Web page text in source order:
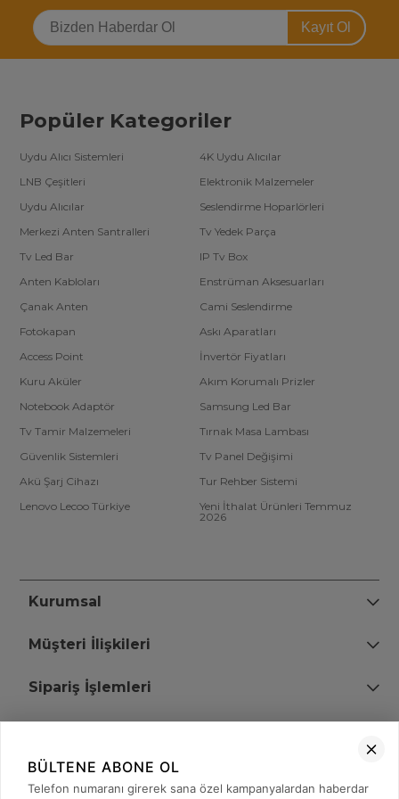
Kayıt Ol
Popüler Kategoriler
Uydu Alıcı Sistemleri
4K Uydu Alıcılar
LNB Çeşitleri
Elektronik Malzemeler
Uydu Alıcılar
Seslendirme Hoparlörleri
Merkezi Anten Santralleri
Tv Yedek Parça
Tv Led Bar
IP Tv Box
Anten Kabloları
Enstrüman Aksesuarları
Çanak Anten
Cami Seslendirme
Fotokapan
Askı Aparatları
Access Point
İnvertör Fiyatları
Kuru Aküler
Akım Korumalı Prizler
Notebook Adaptör
Samsung Led Bar
Tv Tamir Malzemeleri
Tırnak Masa Lambası
Güvenlik Sistemleri
Tv Panel Değişimi
Akü Şarj Cihazı
Tur Rehber Sistemi
Lenovo Lecoo Türkiye
Yeni İthalat Ürünleri Temmuz
2026
Kurumsal
Müşteri İlişkileri
Sipariş İşlemleri
+90 (850) 473 08 08
BÜLTENE ABONE OL
Telefon numaranı girerek sana özel kampanyalardan haberdar